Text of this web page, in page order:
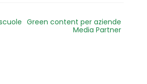
Green content per aziende
Media Partner